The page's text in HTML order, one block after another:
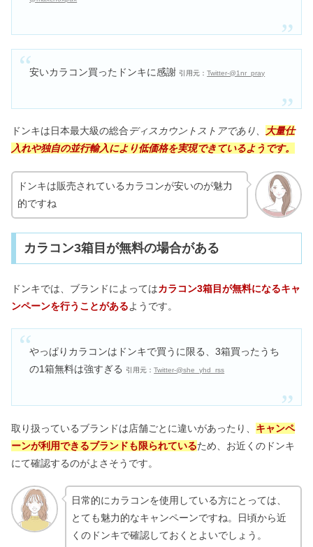
安いカラコン買ったドンキに感謝 引用元：Twitter-@1nr_pray
ドンキは日本最大級の総合ディスカウントストアであり、 大量仕
入れや独自の並行輸入により低価格を実現できているようです。
ドンキは販売されているカラコンが安いのが魅力
的ですね
カラコン3箱目が無料の場合がある
ドンキでは、ブランドによってはカラコン3箱目が無料になるキャ
ンペーンを行うことがあるようです。
やっぱりカラコンはドンキで買うに限る、3箱買ったうち
の1箱無料は強すぎる
引用元：Twitter-@she_yhd_rss
取り扱っているブランドは店舗ごとに違いがあったり、 キャンペ
ーンが利用できるブランドも限られているため、お近くのドンキ
にて確認するのがよさそうです。
日常的にカラコンを使用している方にとっては、
とても魅力的なキャンペーンですね。日頃から近
くのドンキで確認しておくとよいでしょう。